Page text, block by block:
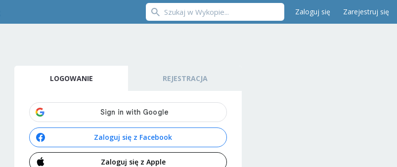
Zaloguj się Zarejestruj się
LOGOWANIE REJESTRACJA
Zaloguj się z Facebook
Zaloguj się z Apple